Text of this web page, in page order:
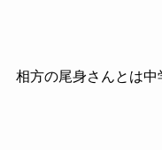
相方の尾身さんとは中